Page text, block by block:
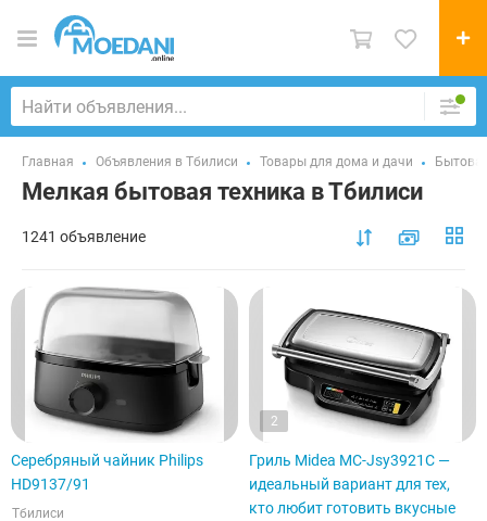
Главная Объявления в Тбилиси Товары для дома и дачи
Мелкая бытовая техника в Тбилиси
1241 объявление
Серебряный чайник Philips
HD9137/91
Тбилиси
2
Гриль Midea MC-Jsy3921C —
идеальный вариант для тех,
кто любит готовить вкусные